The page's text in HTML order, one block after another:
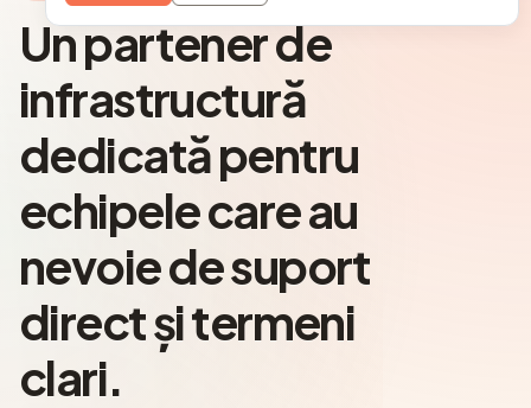
Un partener de
infrastructură
dedicată pentru
echipele care au
nevoie de suport
direct și termeni
clari.